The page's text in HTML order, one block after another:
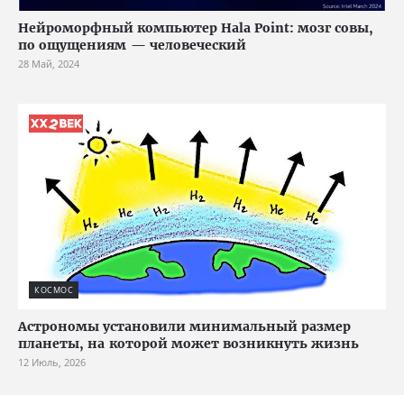
Нейроморфный компьютер Hala Point: мозг совы,
по ощущениям — человеческий
28 Май, 2024
КОСМОС
Астрономы установили минимальный размер
планеты, на которой может возникнуть жизнь
12 Июль, 2026